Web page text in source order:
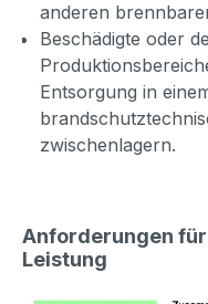
anderen
Beschädigte oder
Entsorgung in
zwischenlagern.
Anforderungen
Leistung